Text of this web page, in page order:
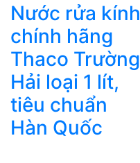
Nước rửa kính
chính hãng
Thaco Trường
Hải loại 1 lít,
tiêu chuẩn
Hàn Quốc